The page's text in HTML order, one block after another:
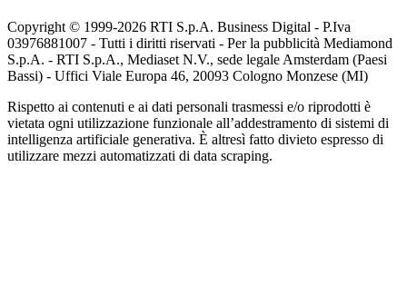
Copyright © 1999-2026 RTI S.p.A. Business Digital - P.Iva
03976881007 - Tutti i diritti riservati - Per la pubblicità Mediamond
S.p.A. - RTI S.p.A., Mediaset N.V., sede legale Amsterdam (Paesi
Bassi) - Uffici Viale Europa 46, 20093 Cologno Monzese (MI)
Rispetto ai contenuti e ai dati personali trasmessi e/o riprodotti è
vietata ogni utilizzazione funzionale all’addestramento di sistemi di
intelligenza artificiale generativa. È altresì fatto divieto espresso di
utilizzare mezzi automatizzati di data scraping.